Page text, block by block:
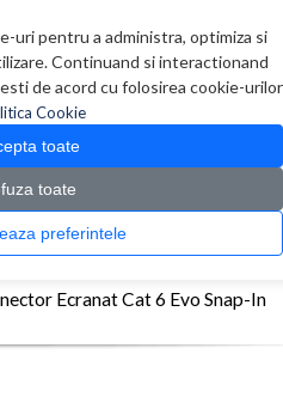
uri pentru a administra, optimiza si
Continuand si interactionand
de acord cu folosirea cookie-urilor
Cookie
toate
toate
Administreaza preferintele
0 produs(e)
> NEXANS LANmark-6 10G Conector
Ecranat Cat 6 Evo Snap-In